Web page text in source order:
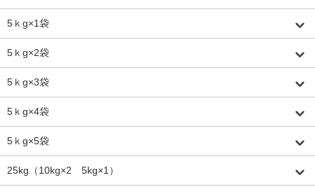
5ｋg×1袋
5ｋg×2袋
5ｋg×3袋
5ｋg×4袋
5ｋg×5袋
25kg（10kg×2 5kg×1）